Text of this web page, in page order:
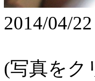
2014/04/
(写真をク